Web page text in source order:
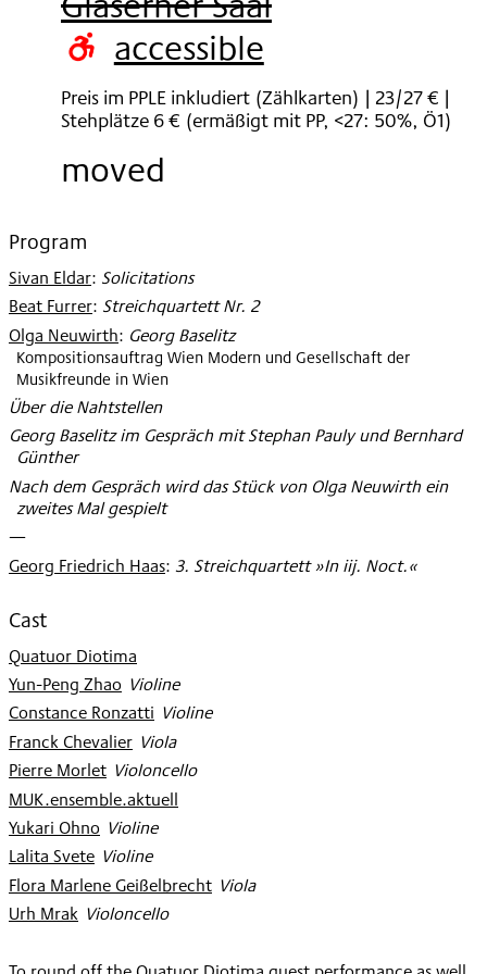
2021
accessible
Preis im PPLE inkludiert (Zählkarten) | 23/27 € |
Stehplätze 6 € (ermäßigt mit PP, <27: 50%, Ö1)
moved
Program
Sivan Eldar: Solicitations
Beat Furrer: Streichquartett Nr. 2
Olga Neuwirth: Georg Baselitz
Kompositionsauftrag Wien Modern und Gesellschaft der
Musikfreunde in Wien
Über die Nahtstellen
Georg Baselitz im Gespräch mit Stephan Pauly und Bernhard
Günther
Nach dem Gespräch wird das Stück von Olga Neuwirth ein
zweites Mal gespielt
—
Georg Friedrich Haas: 3. Streichquartett »In iij. Noct.«
Cast
Quatuor Diotima
Yun-Peng Zhao: Violine
Constance Ronzatti: Violine
Franck Chevalier
: Viola
Pierre Morlet
: Violoncello
MUK.ensemble.aktuell
Yukari Ohno: Violine
Lalita Svete
: Violine
Flora Marlene Geißelbrecht
: Viola
Urh Mrak
: Violoncello